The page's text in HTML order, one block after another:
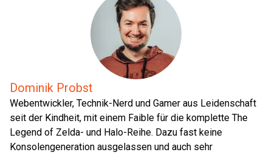
Dominik Probst
Webentwickler, Technik-Nerd und Gamer aus Leidenschaft
seit der Kindheit, mit einem Faible für die komplette The
Legend of Zelda- und Halo-Reihe. Dazu fast keine
Konsolengeneration ausgelassen und auch sehr